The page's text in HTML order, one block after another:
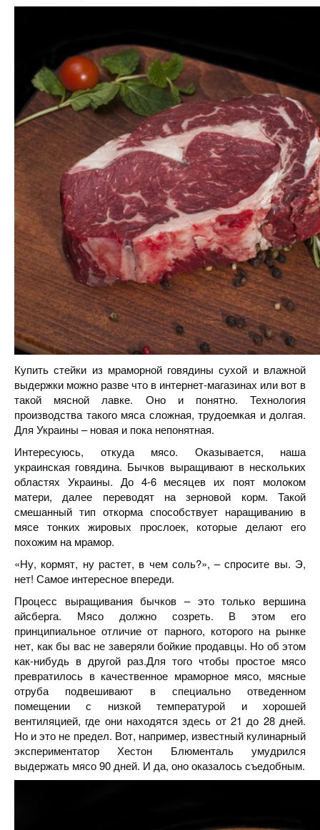
Купить стейки из мраморной говядины сухой и влажной
выдержки можно разве что в интернет-магазинах или вот в
такой мясной лавке. Оно и понятно. Технология
производства такого мяса сложная, трудоемкая и долгая.
Для Украины – новая и пока непонятная.
Интересуюсь, откуда мясо. Оказывается, наша
украинская говядина. Бычков выращивают в нескольких
областях Украины. До 4-6 месяцев их поят молоком
матери, далее переводят на зерновой корм. Такой
смешанный тип откорма способствует наращиванию в
мясе тонких жировых прослоек, которые делают его
похожим на мрамор.
«Ну, кормят, ну растет, в чем соль?», – спросите вы. Э,
нет! Самое интересное впереди.
Процесс выращивания бычков – это только вершина
айсберга. Мясо должно созреть. В этом его
принципиальное отличие от парного, которого на рынке
нет, как бы вас не заверяли бойкие продавцы. Но об этом
как-нибудь в другой раз.Для того чтобы простое мясо
превратилось в качественное мраморное мясо, мясные
отруба подвешивают в специально отведенном
помещении с низкой температурой и хорошей
вентиляцией, где они находятся здесь от 21 до 28 дней.
Но и это не предел. Вот, например, известный кулинарный
экспериментатор Хестон Блюменталь умудрился
выдержать мясо 90 дней. И да, оно оказалось съедобным.